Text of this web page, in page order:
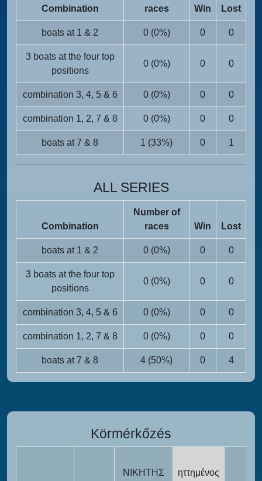
Combination
races
Win Lost
boats at 1 & 2 0 (0%) 0 0
3 boats at the four top
positions
0 (0%) 0 0
combination 3, 4, 5 & 6 0 (0%) 0 0
combination 1, 2, 7 & 8 0 (0%) 0 0
boats at 7 & 8 1 (33%) 0 1
ALL SERIES
Combination
Number of
races
Win Lost
boats at 1 & 2 0 (0%) 0 0
3 boats at the four top
positions
0 (0%) 0 0
combination 3, 4, 5 & 6 0 (0%) 0 0
combination 1, 2, 7 & 8 0 (0%) 0 0
boats at 7 & 8 4 (50%) 0 4
Körmérkőzés
ΝΙΚΗΤΗΣ ηττημένος